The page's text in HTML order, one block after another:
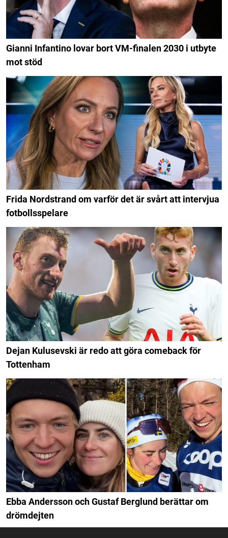
Gianni Infantino lovar bort VM-finalen 2030 i utbyte
mot stöd
Frida Nordstrand om varför det är svårt att intervjua
fotbollsspelare
Dejan Kulusevski är redo att göra comeback för
Tottenham
Ebba Andersson och Gustaf Berglund berättar om
drömdejten